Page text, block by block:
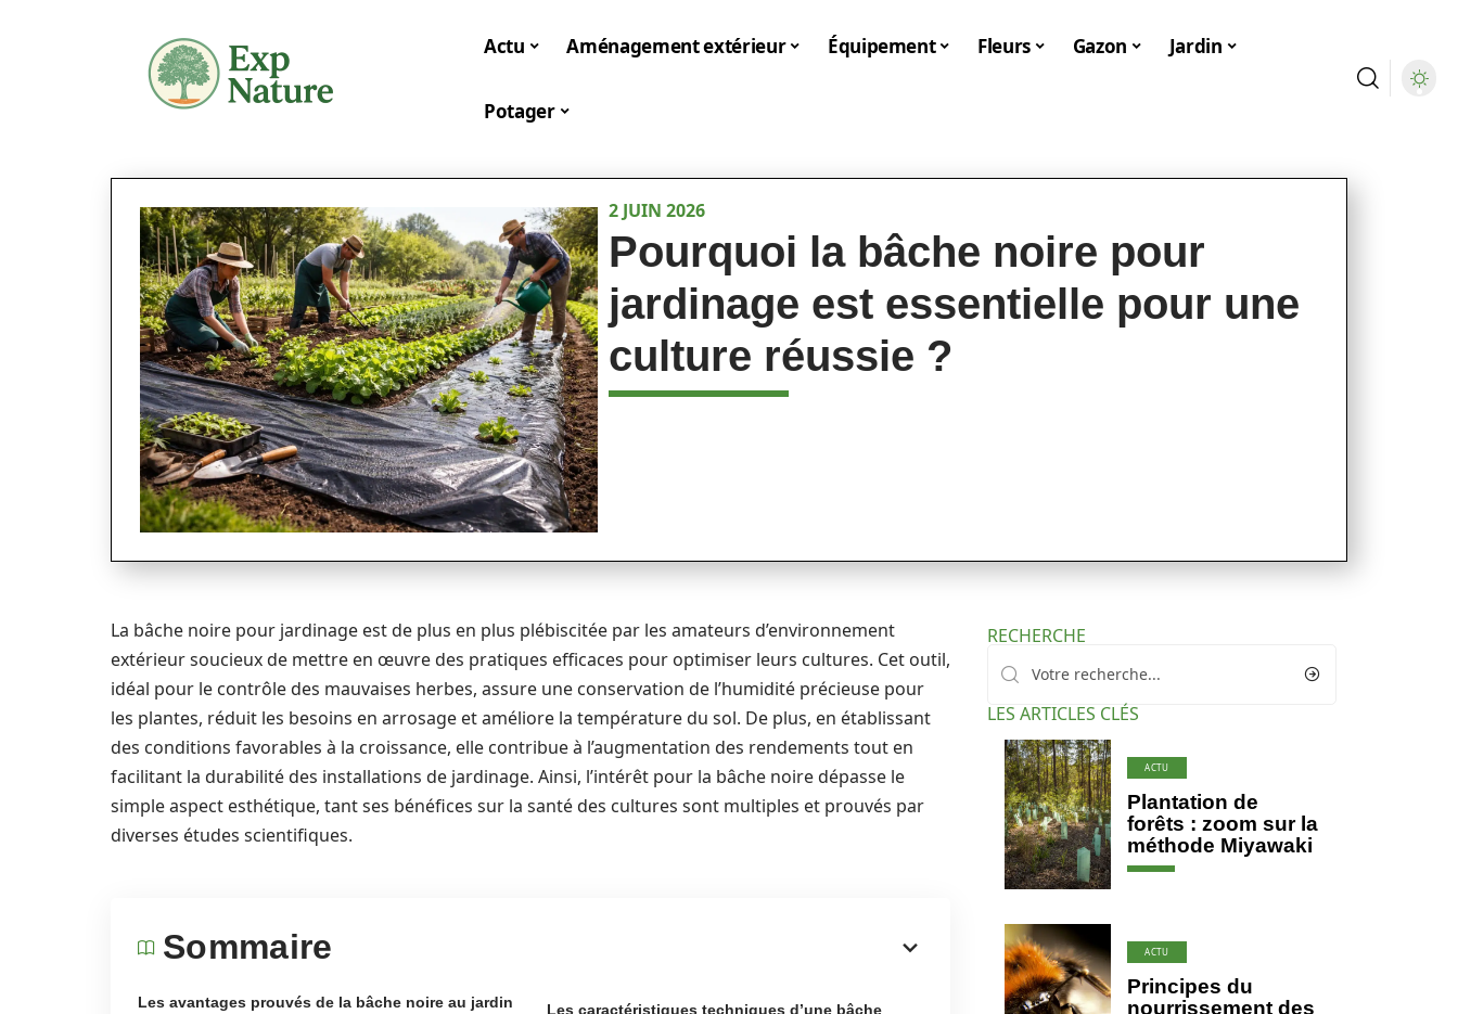
Actu Aménagement extérieur Équipement Fleurs Gazon Jardin
Potager
2 JUIN 2026
Pourquoi la bâche noire pour
jardinage est essentielle pour une
culture réussie ?
La bâche noire pour jardinage est de plus en plus plébiscitée par les amateurs d’environnement
extérieur soucieux de mettre en œuvre des pratiques efficaces pour optimiser leurs cultures. Cet outil,
idéal pour le contrôle des mauvaises herbes, assure une conservation de l’humidité précieuse pour
les plantes, réduit les besoins en arrosage et améliore la température du sol. De plus, en établissant
des conditions favorables à la croissance, elle contribue à l’augmentation des rendements tout en
facilitant la durabilité des installations de jardinage. Ainsi, l’intérêt pour la bâche noire dépasse le
simple aspect esthétique, tant ses bénéfices sur la santé des cultures sont multiples et prouvés par
diverses études scientifiques.
Sommaire
Les avantages prouvés de la bâche noire au jardin
Les caractéristiques techniques d’une bâche
RECHERCHE
LES ARTICLES CLÉS
ACTU
Plantation de
forêts : zoom sur la
méthode Miyawaki
ACTU
Principes du
nourrissement des